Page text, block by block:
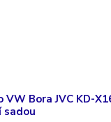
Bora JVC KD-
sadou